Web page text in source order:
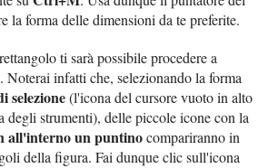
la forma delle dimensioni da te preferite.
ti sarà possibile procedere a
Noterai infatti che, selezionando la forma
selezione(l'icona del cursore vuoto in alto
degli strumenti), delle piccole icone con la
all'interno un puntinocompariranno in
della figura. Fai dunque clic sull'icona